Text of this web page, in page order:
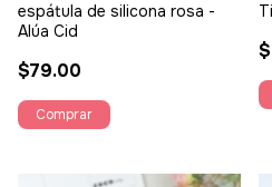
espátula de silicona rosa -
Alúa Cid
$79.00